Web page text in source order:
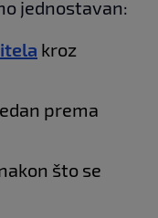
jednostavan:
kroz
prema
što se